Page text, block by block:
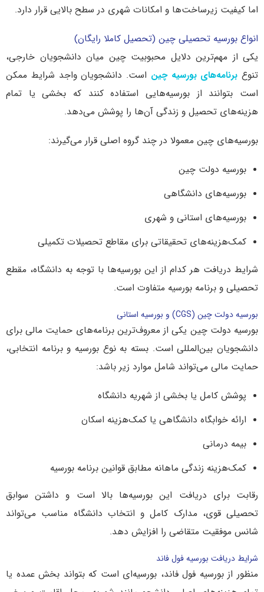
اما کیفیت زیرساخت‌ها و امکانات شهری در سطح بالایی قرار دارد.
انواع بورسیه تحصیلی چین (تحصیل کاملا رایگان)
یکی از مهم‌ترین دلایل محبوبیت چین میان دانشجویان خارجی،
تنوع برنامه‌های بورسیه چین است. دانشجویان واجد شرایط ممکن
است بتوانند از بورسیه‌هایی استفاده کنند که بخشی یا تمام
هزینه‌های تحصیل و زندگی آن‌ها را پوشش می‌دهد.
بورسیه‌های چین معمولا در چند گروه اصلی قرار می‌گیرند:
بورسیه دولت چین
بورسیه‌های دانشگاهی
بورسیه‌های استانی و شهری
کمک‌هزینه‌های تحقیقاتی برای مقاطع تحصیلات تکمیلی
شرایط دریافت هر کدام از این بورسیه‌ها با توجه به دانشگاه، مقطع
تحصیلی و برنامه بورسیه متفاوت است.
بورسیه دولت چین (CGS) و بورسیه استانی
بورسیه دولت چین یکی از معروف‌ترین برنامه‌های حمایت مالی برای
دانشجویان بین‌المللی است. بسته به نوع بورسیه و برنامه انتخابی،
حمایت مالی می‌تواند شامل موارد زیر باشد:
پوشش کامل یا بخشی از شهریه دانشگاه
ارائه خوابگاه دانشگاهی یا کمک‌هزینه اسکان
بیمه درمانی
کمک‌هزینه زندگی ماهانه مطابق قوانین برنامه بورسیه
رقابت برای دریافت این بورسیه‌ها بالا است و داشتن سوابق
تحصیلی قوی، مدارک کامل و انتخاب دانشگاه مناسب می‌تواند
شانس موفقیت متقاضی را افزایش دهد.
شرایط دریافت بورسیه فول فاند
منظور از بورسیه فول فاند، بورسیه‌ای است که بتواند بخش عمده یا